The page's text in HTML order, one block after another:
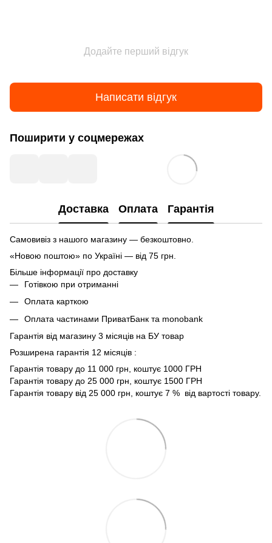
Додайте перший відгук
Написати відгук
Поширити у соцмережах
Доставка Оплата Гарантія
Самовивіз з нашого магазину — безкоштовно.
«Новою поштою» по Україні — від 75 грн.
Більше інформації про доставку
Готівкою при отриманні
Оплата карткою
Оплата частинами ПриватБанк та monobank
Гарантія від магазину 3 місяців на БУ товар
Розширена гарантія 12 місяців :
Гарантія товару до 11 000 грн, коштує 1000 ГРН
Гарантія товару до 25 000 грн, коштує 1500 ГРН
Гарантія товару від 25 000 грн, коштує 7 % від вартості товару.